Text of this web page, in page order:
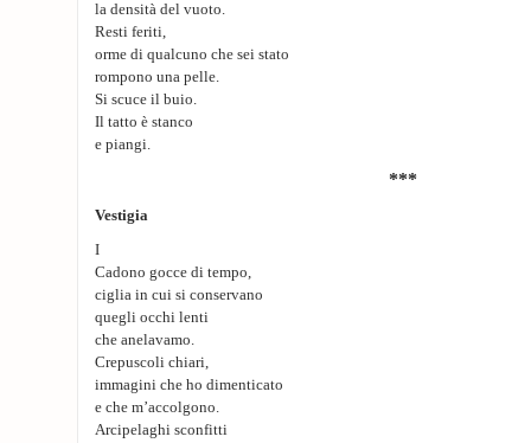
la densità del vuoto.
Resti feriti,
orme di qualcuno che sei stato
rompono una pelle.
Si scuce il buio.
Il tatto è stanco
e piangi.
***
Vestigia
I
Cadono gocce di tempo,
ciglia in cui si conservano
quegli occhi lenti
che anelavamo.
Crepuscoli chiari,
immagini che ho dimenticato
e che m’accolgono.
Arcipelaghi sconfitti